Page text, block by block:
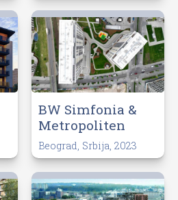
BW Simfonia &
Metropoliten
Beograd, Srbija, 2023